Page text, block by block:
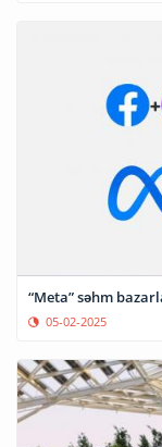
“Meta” səhm
05-02-2025